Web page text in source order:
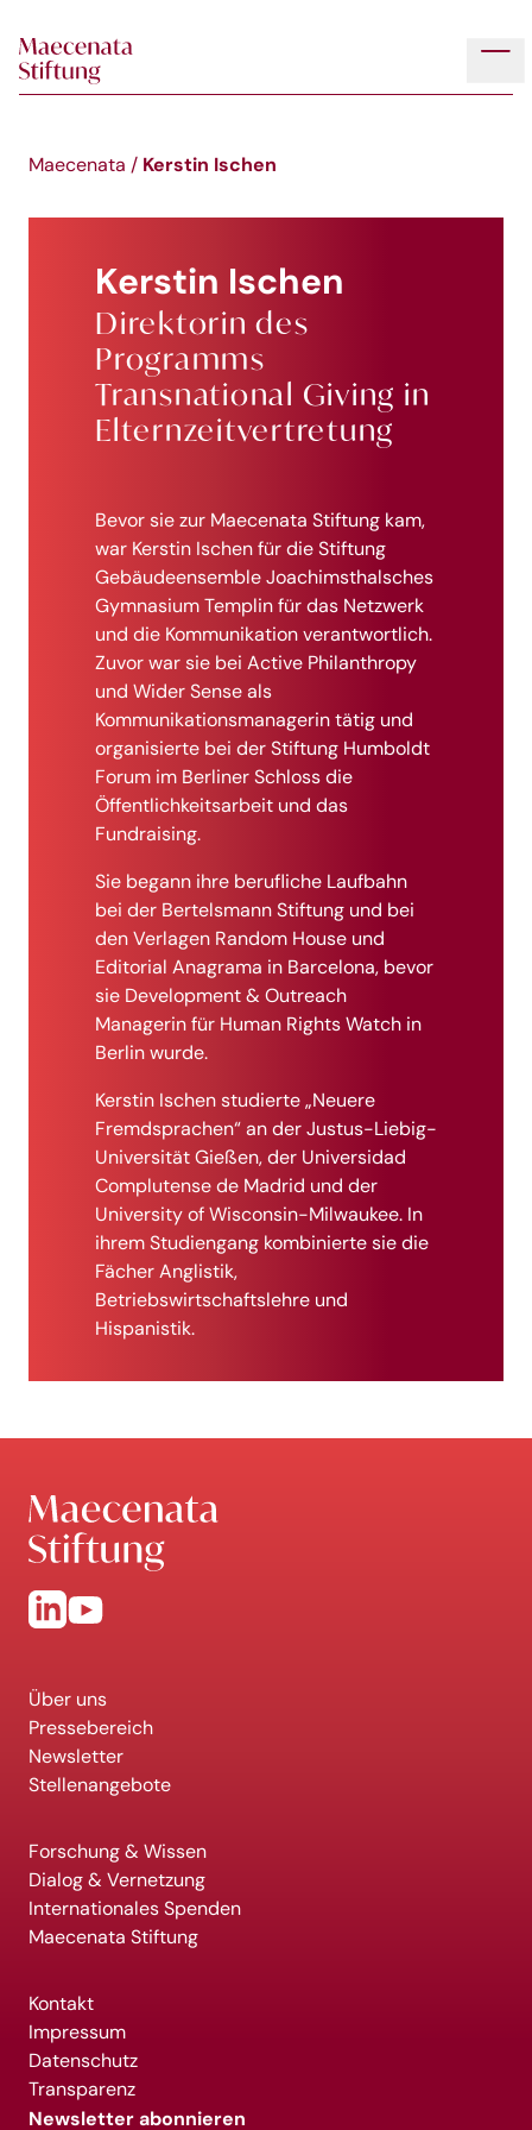
Maecenata / Kerstin Ischen
Kerstin Ischen
Direktorin des
Programms
Transnational Giving in
Elternzeitvertretung
Bevor sie zur Maecenata Stiftung kam,
war Kerstin Ischen für die Stiftung
Gebäudeensemble Joachimsthalsches
Gymnasium Templin für das Netzwerk
und die Kommunikation verantwortlich.
Zuvor war sie bei Active Philanthropy
und Wider Sense als
Kommunikationsmanagerin tätig und
organisierte bei der Stiftung Humboldt
Forum im Berliner Schloss die
Öffentlichkeitsarbeit und das
Fundraising.
Sie begann ihre berufliche Laufbahn
bei der Bertelsmann Stiftung und bei
den Verlagen Random House und
Editorial Anagrama in Barcelona, bevor
sie Development & Outreach
Managerin für Human Rights Watch in
Berlin wurde.
Kerstin Ischen studierte „Neuere
Fremdsprachen“ an der Justus-Liebig-
Universität Gießen, der Universidad
Complutense de Madrid und der
University of Wisconsin-Milwaukee. In
ihrem Studiengang kombinierte sie die
Fächer Anglistik,
Betriebswirtschaftslehre und
Hispanistik.
Über uns
Pressebereich
Newsletter
Stellenangebote
Forschung & Wissen
Dialog & Vernetzung
Internationales Spenden
Maecenata Stiftung
Kontakt
Impressum
Datenschutz
Transparenz
Newsletter abonnieren